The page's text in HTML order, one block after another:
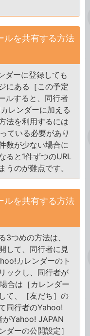
ルを共有する方法
ダーに登録しても
にある［この予定
ルすると、同行者
レンダーに加える
法を利用するには
ている必要があり
数が少ない場合に
ると1件ずつのURL
うのが難点です。
ルを共有する方法
3つめの方法は、
して、同行者に見
カレンダーのト
ックし、同行者が
合は［カレンダー
て、［友だち］の
同行者のYahoo!
がYahoo! JAPAN
ダーの公開設定］